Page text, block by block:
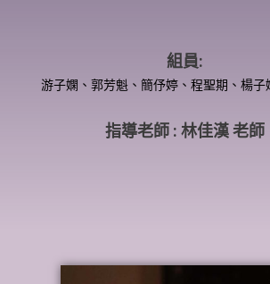
組員:
游子嫻、郭芳魁、簡伃婷、程聖期、楊子
指導老師 : 林佳漢 老師